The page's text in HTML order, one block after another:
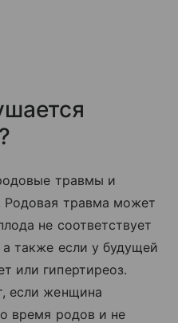
травмы и
Родовая травма может
не соответствует
а также если у будущей
или гипертиреоз.
если женщина
время родов и не